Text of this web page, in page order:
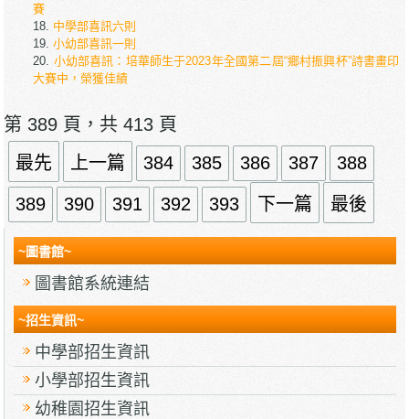
賽
中學部喜訊六則
小幼部喜訊一則
小幼部喜訊：培華師生于2023年全國第二屆“鄉村振興杯”詩書畫印
大賽中，榮獲佳績
第 389 頁，共 413 頁
最先
上一篇 384 385 386 387 388
389 390 391 392 393 下一篇 最後
~圖書館~
圖書館系統連結
~招生資訊~
中學部招生資訊
小學部招生資訊
幼稚園招生資訊